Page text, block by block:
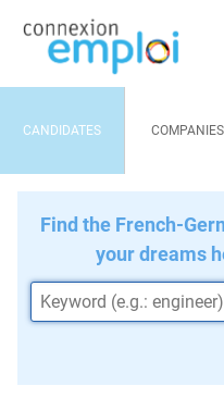
CANDIDATES COMPANIES
Find the French-
your dreams